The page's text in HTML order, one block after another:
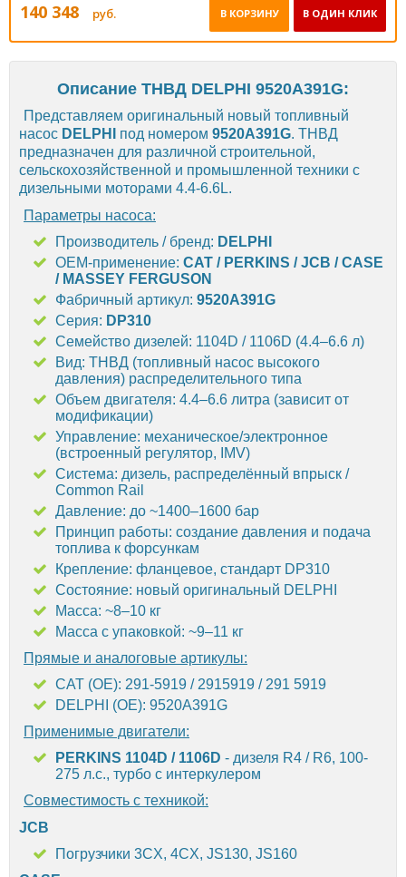
140 348 руб. В ОДИН КЛИК
В КОРЗИНУ
Описание ТНВД DELPHI 9520A391G:
Представляем оригинальный новый топливный
насос DELPHI под номером 9520A391G. ТНВД
предназначен для различной строительной,
сельскохозяйственной и промышленной техники с
дизельными моторами 4.4-6.6L.
Параметры насоса:
Производитель / бренд: DELPHI
OEM-применение: CAT / PERKINS / JCB / CASE
/ MASSEY FERGUSON
Фабричный артикул: 9520A391G
Серия: DP310
Семейство дизелей: 1104D / 1106D (4.4–6.6 л)
Вид: ТНВД (топливный насос высокого
давления) распределительного типа
Объем двигателя: 4.4–6.6 литра (зависит от
модификации)
Управление: механическое/электронное
(встроенный регулятор, IMV)
Система: дизель, распределённый впрыск /
Common Rail
Давление: до ~1400–1600 бар
Принцип работы: создание давления и подача
топлива к форсункам
Крепление: фланцевое, стандарт DP310
Состояние: новый оригинальный DELPHI
Масса: ~8–10 кг
Масса с упаковкой: ~9–11 кг
Прямые и аналоговые артикулы:
CAT (OE): 291-5919 / 2915919 / 291 5919
DELPHI (OE): 9520A391G
Применимые двигатели:
PERKINS 1104D / 1106D - дизеля R4 / R6, 100-
275 л.с., турбо с интеркулером
Совместимость с техникой:
JCB
Погрузчики 3CX, 4CX, JS130, JS160